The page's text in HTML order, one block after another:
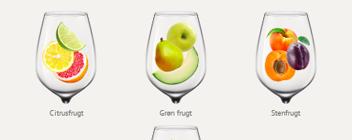
Citrusfrugt Grøn frugt Stenfrugt